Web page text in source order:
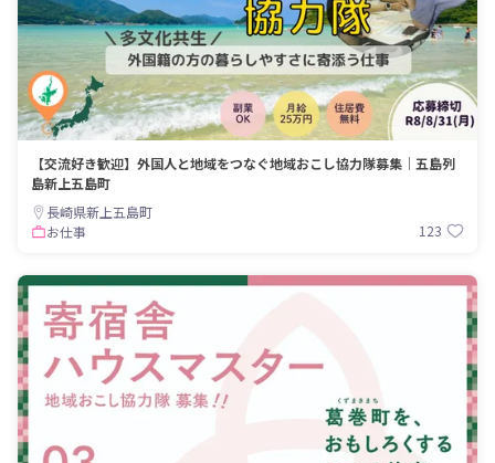
【交流好き歓迎】外国人と地域をつなぐ地域おこし協力隊募集｜五島列
島新上五島町
長崎県新上五島町
お仕事
123